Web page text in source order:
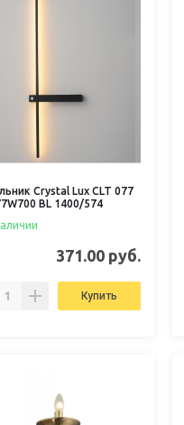
Crystal Lux CLT 077
BL 1400/574
371.00 руб.
Купить